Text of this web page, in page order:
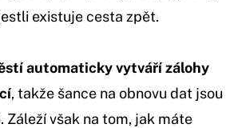
existuje cesta zpět.
automaticky vytváří zálohy
, takže šance na obnovu dat jsou
Záleží však na tom, jak máte